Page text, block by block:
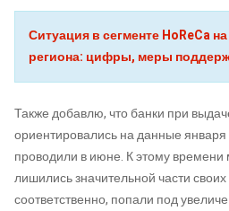
Ситуация в сегменте HoReCa
региона: цифры, меры
Также добавлю, что банки при
ориентировались на данные
проводили в июне. К этому
лишились значительной части своих
соответственно, попали под